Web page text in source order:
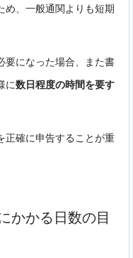
め、一般通関よりも短期
要になった場合、また書
に数日程度の時間を要す
正確に申告することが重
かかる日数の目